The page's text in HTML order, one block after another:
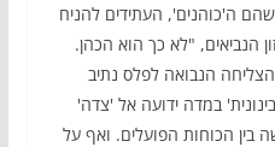
ה'כוהנים', העתידים להניח
הנביאים, "לא כך הוא הכהן.
הנבואה לפלס נתיב
במדה ידועה אל 'צדה'
בין הכוחות הפועלים. ואף על